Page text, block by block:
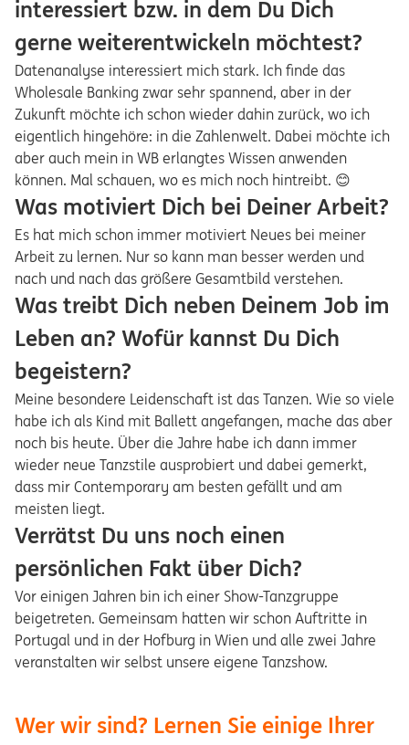
interessiert bzw. in dem Du Dich
gerne weiterentwickeln möchtest?
Datenanalyse interessiert mich stark. Ich finde das
Wholesale Banking zwar sehr spannend, aber in der
Zukunft möchte ich schon wieder dahin zurück, wo ich
eigentlich hingehöre: in die Zahlenwelt. Dabei möchte ich
aber auch mein in WB erlangtes Wissen anwenden
können. Mal schauen, wo es mich noch hintreibt. 😊
Was motiviert Dich bei Deiner Arbeit?
Es hat mich schon immer motiviert Neues bei meiner
Arbeit zu lernen. Nur so kann man besser werden und
nach und nach das größere Gesamtbild verstehen.
Was treibt Dich neben Deinem Job im
Leben an? Wofür kannst Du Dich
begeistern?
Meine besondere Leidenschaft ist das Tanzen. Wie so viele
habe ich als Kind mit Ballett angefangen, mache das aber
noch bis heute. Über die Jahre habe ich dann immer
wieder neue Tanzstile ausprobiert und dabei gemerkt,
dass mir Contemporary am besten gefällt und am
meisten liegt.
Verrätst Du uns noch einen
persönlichen Fakt über Dich?
Vor einigen Jahren bin ich einer Show-Tanzgruppe
beigetreten. Gemeinsam hatten wir schon Auftritte in
Portugal und in der Hofburg in Wien und alle zwei Jahre
veranstalten wir selbst unsere eigene Tanzshow.
Wer wir sind? Lernen Sie einige Ihrer